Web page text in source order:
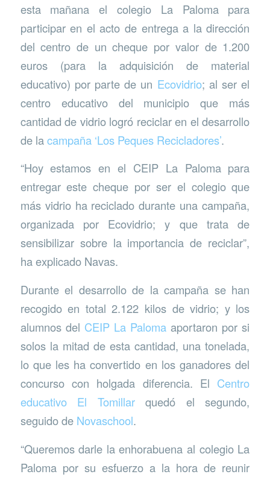
esta mañana el colegio La Paloma para
participar en el acto de entrega a la dirección
del centro de un cheque por valor de 1.200
euros (para la adquisición de material
educativo) por parte de un Ecovidrio; al ser el
centro educativo del municipio que más
cantidad de vidrio logró reciclar en el desarrollo
de lacampaña ‘Los Peques Recicladores’.
“Hoy estamos en el CEIP La Paloma para
entregar este cheque por ser el colegio que
más vidrio ha reciclado durante una campaña,
organizada por Ecovidrio; y que trata de
sensibilizar sobre la importancia de reciclar”,
ha explicado Navas.
Durante el desarrollo de la campaña se han
recogido en total 2.122 kilos de vidrio; y los
alumnos del CEIP La Paloma aportaron por si
solos la mitad de esta cantidad, una tonelada,
lo que les ha convertido en los ganadores del
concurso con holgada diferencia. El Centro
educativo El Tomillarquedó el segundo,
seguido de Novaschool.
“Queremos darle la enhorabuena al colegio La
Paloma por su esfuerzo a la hora de reunir